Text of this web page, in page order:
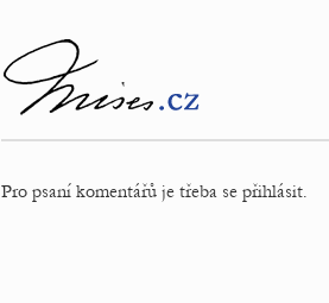
Pro psaní komentářů je třeba se přihlásit.